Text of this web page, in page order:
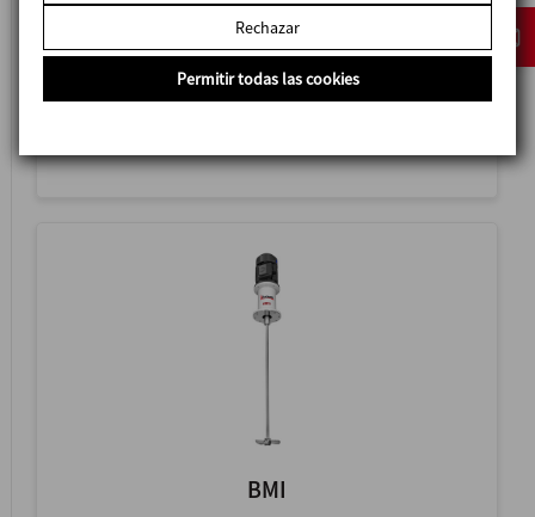
PBC
BMI
Rechazar
Permitir todas las cookies